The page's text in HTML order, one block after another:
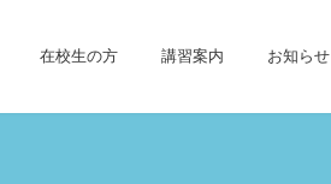
在校生の方 講習案内 お知らせ